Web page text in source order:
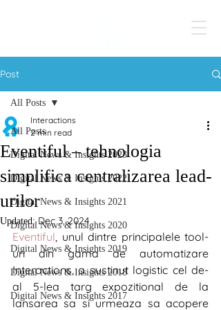
Post
All Posts
Digital News & Insights 2023
Digital News & Insights 2022
Digital News & Insights 2021
Digital News & Insights 2020
Digital News & Insights 2019
Digital News & Insights 2018
Digital News & Insights 2017
All Posts
Eventiful – tehnologia
simplifica centralizarea lead-
urilor
Interactions
2 min read
Updated: Dec 3, 2024
Eventiful, unul dintre principalele tool-
uri din gama de automatizare
Interactions, a sustinut logistic cel de-
al 5-lea targ expozitional de la
lansarea sa si urmeaza sa acopere